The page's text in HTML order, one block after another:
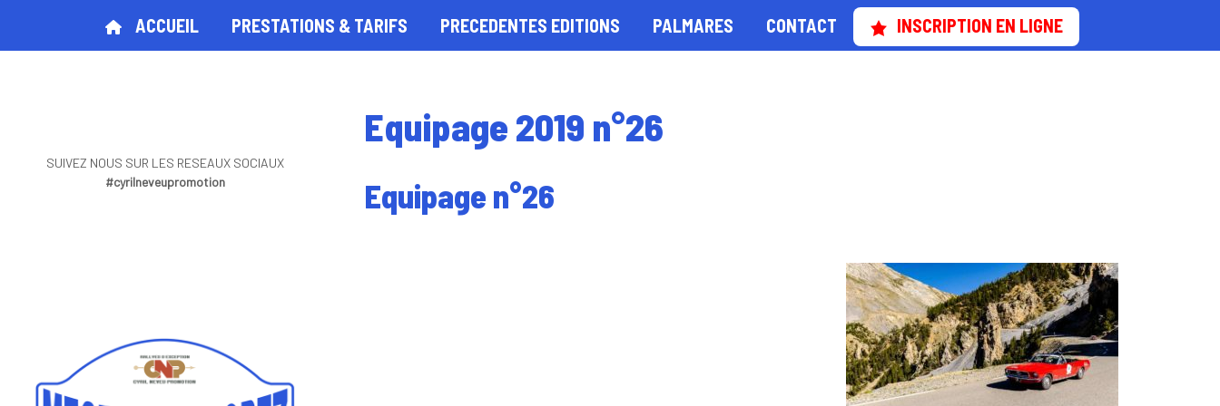
ACCUEIL PRESTATIONS & TARIFS PRECEDENTES EDITIONS PALMARES CONTACT INSCRIPTION EN LIGNE
Equipage 2019 n°26
Equipage n°26
SUIVEZ NOUS SUR LES RESEAUX SOCIAUX
#cyrilneveupromotion